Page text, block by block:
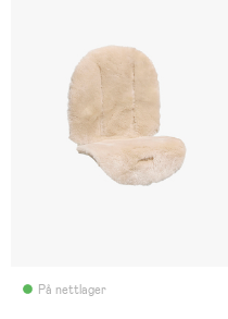
På nettlager